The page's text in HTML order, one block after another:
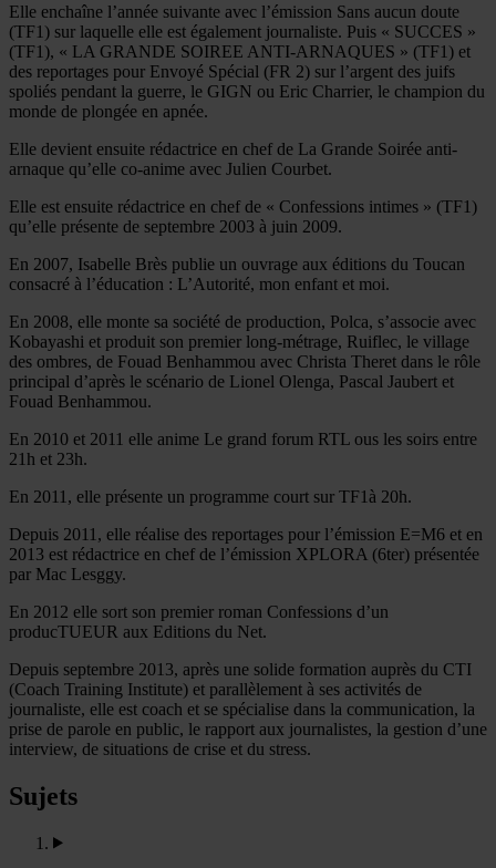
Elle enchaîne l’année suivante avec l’émission Sans aucun doute
(TF1) sur laquelle elle est également journaliste. Puis « SUCCES »
(TF1), « LA GRANDE SOIREE ANTI-ARNAQUES » (TF1) et
des reportages pour Envoyé Spécial (FR 2) sur l’argent des juifs
spoliés pendant la guerre, le GIGN ou Eric Charrier, le champion du
monde de plongée en apnée.
Elle devient ensuite rédactrice en chef de La Grande Soirée anti-
arnaque qu’elle co-anime avec Julien Courbet.
Elle est ensuite rédactrice en chef de « Confessions intimes » (TF1)
qu’elle présente de septembre 2003 à juin 2009.
En 2007, Isabelle Brès publie un ouvrage aux éditions du Toucan
consacré à l’éducation : L’Autorité, mon enfant et moi.
En 2008, elle monte sa société de production, Polca, s’associe avec
Kobayashi et produit son premier long-métrage, Ruiflec, le village
des ombres, de Fouad Benhammou avec Christa Theret dans le rôle
principal d’après le scénario de Lionel Olenga, Pascal Jaubert et
Fouad Benhammou.
En 2010 et 2011 elle anime Le grand forum RTL ous les soirs entre
21h et 23h.
En 2011, elle présente un programme court sur TF1à 20h.
Depuis 2011, elle réalise des reportages pour l’émission E=M6 et en
2013 est rédactrice en chef de l’émission XPLORA (6ter) présentée
par Mac Lesggy.
En 2012 elle sort son premier roman Confessions d’un
producTUEUR aux Editions du Net.
Depuis septembre 2013, après une solide formation auprès du CTI
(Coach Training Institute) et parallèlement à ses activités de
journaliste, elle est coach et se spécialise dans la communication, la
prise de parole en public, le rapport aux journalistes, la gestion d’une
interview, de situations de crise et du stress.
Sujets